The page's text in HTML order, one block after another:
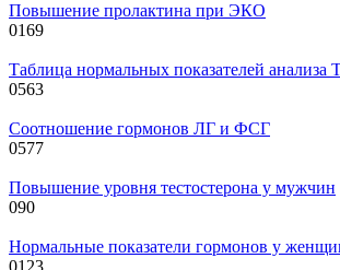
Повышение пролактина при ЭКО
0169
Таблица нормальных показателей анализа
0563
Соотношение гормонов ЛГ и ФСГ
0577
Повышение уровня тестостерона у мужчин
090
Нормальные показатели гормонов у